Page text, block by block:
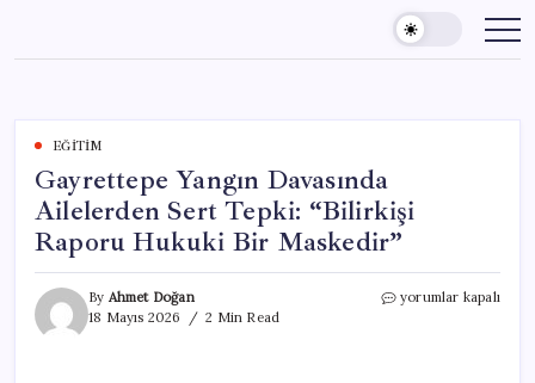
content
EĞITIM
Gayrettepe Yangın Davasında
Ailelerden Sert Tepki: “Bilirkişi
Raporu Hukuki Bir Maskedir”
By Ahmet Doğan
18 Mayıs 2026
2 Min Read
Gayrettepe
yorumlar kapalı